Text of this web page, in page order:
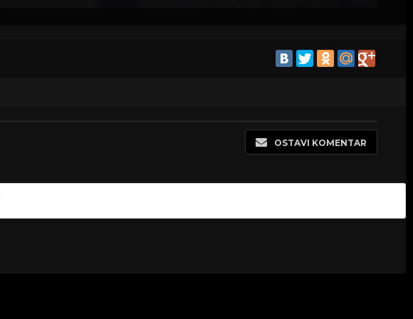
OSTAVI KOMENTAR